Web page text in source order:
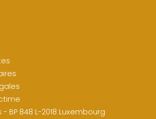
BP 848 L-2018 Luxembourg